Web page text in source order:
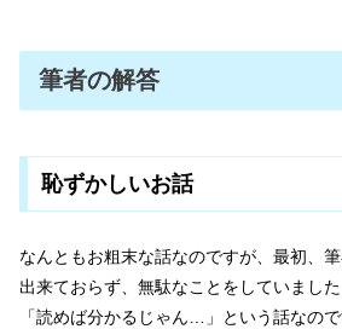
筆者の解答
恥ずかしいお話
なんともお粗末な話なのですが、最初、
出来ておらず、無駄なことをしていまし
「読めば分かるじゃん…」という話なので